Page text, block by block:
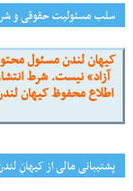
سلب مسئولیت حقوقی و
کیهان لندن مسئول
آزاد» نیست. شرط
اطلاع محفوظ کیهان
پشتیبانی مالی از کیهانِ